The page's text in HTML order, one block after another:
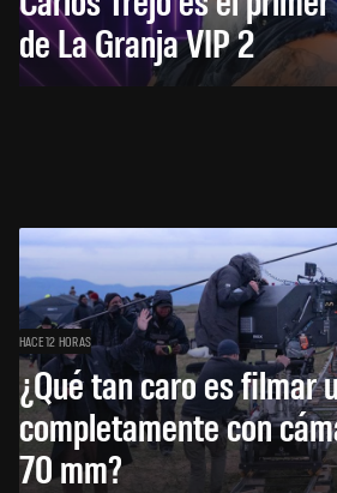
de La Granja VIP 2
HACE 12 HORAS
¿Qué tan caro es filmar
completamente con
70 mm?